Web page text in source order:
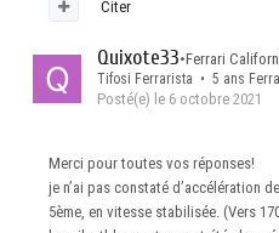
Citer
Quixote33•Ferrari
Tifosi Ferrarista • 5 ans
Posté(e) le 6 octobre 2021
Merci pour toutes vos réponses!
je n’ai pas constaté d’accélération
5ème, en vitesse stabilisée. (Vers